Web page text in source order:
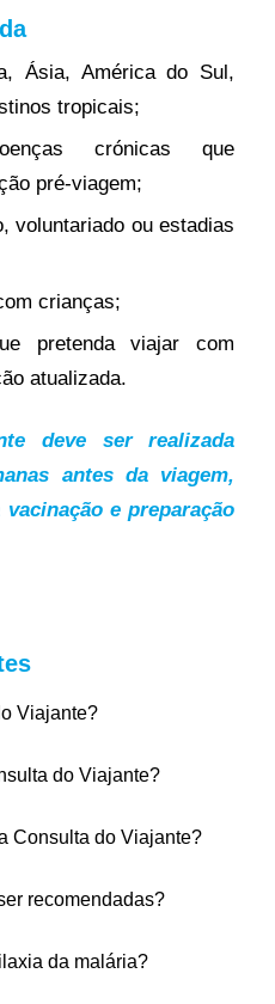
Ásia, América do Sul,
tropicais;
crónicas que
pré-viagem;
voluntariado ou estadias
crianças;
pretenda viajar com
atualizada.
deve ser realizada
antes da viagem,
e preparação
Viajante?
do Viajante?
Consulta do Viajante?
recomendadas?
da malária?